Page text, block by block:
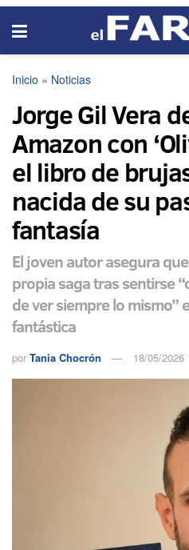
Inicio » Noticias
Jorge Gil Vera
Amazon con
el libro de
nacida de su
fantasía
El joven autor asegura
propia saga tras sentirse
de ver siempre lo mismo”
fantástica
por Tania Chocrón 18/05/2026